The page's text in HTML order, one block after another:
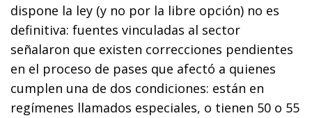
dispone la ley (y no por la libre opción) no es
definitiva: fuentes vinculadas al sector
señalaron que existen correcciones pendientes
en el proceso de pases que afectó a quienes
cumplen una de dos condiciones: están en
regímenes llamados especiales, o tienen 50 o 55